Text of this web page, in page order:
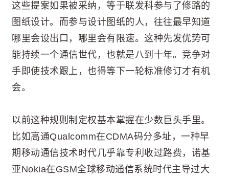
这些提案如果被采纳，等于联发科参与了修路的
图纸设计。而参与设计图纸的人，往往最早知道
哪里会设出口，哪里会有限速。这种先发优势可
能持续一个通信世代，也就是八到十年。竞争对
手即使技术跟上，也得等下一轮标准修订才有机
会。
以前这种规则制定权基本掌握在少数巨头手里。
比如高通Qualcomm在CDMA码分多址，一种早
期移动通信技术时代几乎靠专利收过路费，诺基
亚Nokia在GSM全球移动通信系统时代主导过大